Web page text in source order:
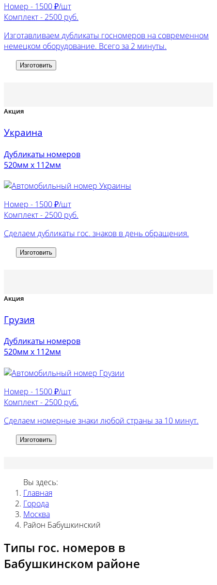
Номер - 1500 ₽/шт
Комплект - 2500 руб.
Изготавливаем дубликаты госномеров на современном
немецком оборудование. Всего за 2 минуты.
Изготовить
Акция
Украина
Дубликаты номеров
520мм х 112мм
Номер - 1500 ₽/шт
Комплект - 2500 руб.
Сделаем дубликаты гос. знаков в день обращения.
Изготовить
Акция
Грузия
Дубликаты номеров
520мм х 112мм
Номер - 1500 ₽/шт
Комплект - 2500 руб.
Сделаем номерные знаки любой страны за 10 минут.
Изготовить
Вы здесь:
Главная
Города
Москва
Район Бабушкинский
Типы гос. номеров в
Бабушкинском районе